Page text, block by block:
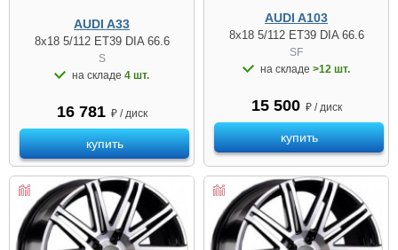
AUDI A33
8x18 5/112 ET39 DIA 66.6
S
на складе 4 шт.
16 781 ₽ / диск
купить
AUDI A103
8x18 5/112 ET39 DIA 66.6
SF
на складе >12 шт.
15 500 ₽ / диск
купить